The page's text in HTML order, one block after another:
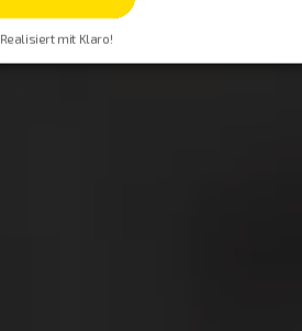
Realisiert mit Klaro!